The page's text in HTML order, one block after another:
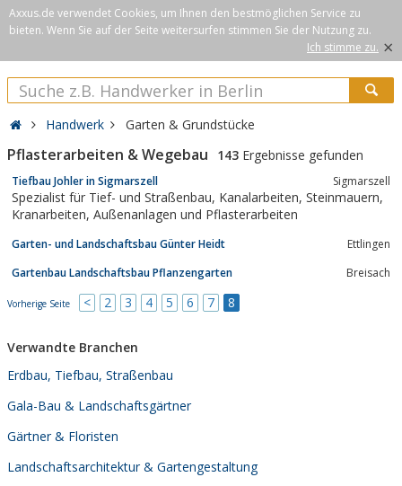
Axxus.de verwendet Cookies, um Ihnen den bestmöglichen Service zu
bieten. Wenn Sie auf der Seite weitersurfen stimmen Sie der Nutzung zu.
Ich stimme zu. ×
Handwerk Garten & Grundstücke
Pflasterarbeiten & Wegebau 143 Ergebnisse gefunden
Tiefbau Johler in Sigmarszell Sigmarszell
Spezialist für Tief- und Straßenbau, Kanalarbeiten, Steinmauern,
Kranarbeiten, Außenanlagen und Pflasterarbeiten
Garten- und Landschaftsbau Günter Heidt
Ettlingen
Gartenbau Landschaftsbau Pflanzengarten
Breisach
Vorherige Seite < 2 3 4 5 6 7 8
Verwandte Branchen
Erdbau, Tiefbau, Straßenbau
Gala-Bau & Landschaftsgärtner
Gärtner & Floristen
Landschaftsarchitektur & Gartengestaltung